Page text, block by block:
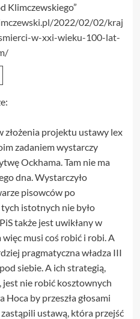
Klimczewskiego”
2022/02/02/kraj
w-xxi-wieku-100-lat-
złożenia projektu ustawy lex
zadaniem wystarczy
Ockhama. Tam nie ma
dna. Wystarczyło
pisowców po
istotnych nie było
także jest uwikłany w
musi coś robić i robi. A
pragmatyczna władza III
siebie. A ich strategią,
jest nie robić kosztownych
Hoca by przeszła głosami
ustawą, która przejść